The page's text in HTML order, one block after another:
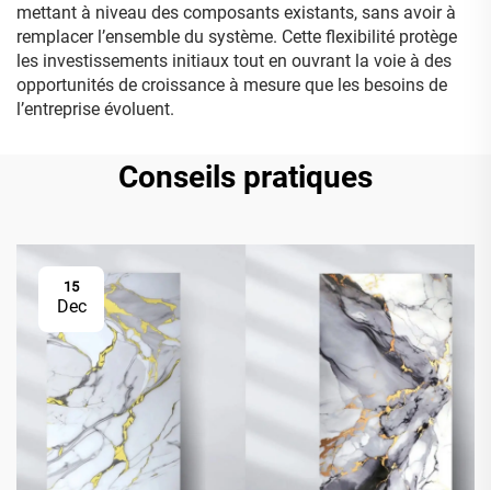
mettant à niveau des composants existants, sans avoir à
remplacer l’ensemble du système. Cette flexibilité protège
les investissements initiaux tout en ouvrant la voie à des
opportunités de croissance à mesure que les besoins de
l’entreprise évoluent.
Conseils pratiques
15
Dec